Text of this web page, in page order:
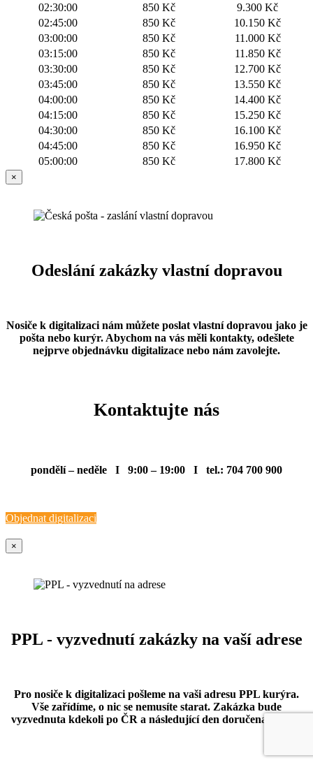
02:30:00
850 Kč
9.300 Kč
02:45:00
850 Kč
10.150 Kč
03:00:00
850 Kč
11.000 Kč
03:15:00
850 Kč
11.850 Kč
03:30:00
850 Kč
12.700 Kč
03:45:00
850 Kč
13.550 Kč
04:00:00
850 Kč
14.400 Kč
04:15:00
850 Kč
15.250 Kč
04:30:00
850 Kč
16.100 Kč
04:45:00
850 Kč
16.950 Kč
05:00:00
850 Kč 17.800 Kč
×
Odeslání zakázky vlastní dopravou
Nosiče k digitalizaci nám můžete poslat vlastní dopravou jako je
pošta nebo kurýr. Abychom na vás měli kontakty, odešlete
nejprve objednávku digitalizace nebo nám zavolejte.
Kontaktujte nás
pondělí – neděle I 9:00 – 19:00 I tel.: 704 700 900
Objednat digitalizaci
×
PPL - vyzvednutí zakázky na vaší adrese
Pro nosiče k digitalizaci pošleme na vaši adresu PPL kurýra.
Vše zařídíme, o nic se nemusíte starat. Zakázka bude
vyzvednuta kdekoli po ČR a následující den doručena k nám.